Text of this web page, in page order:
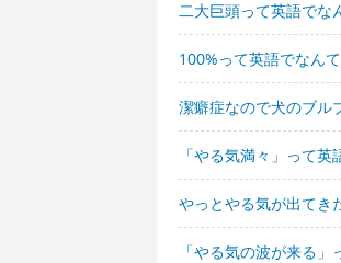
二大巨頭って英語でな
100%って英語でなん
潔癖症なので犬のブル
「やる気満々」って
やっとやる気が出てき
「やる気の波が来る